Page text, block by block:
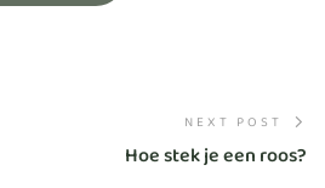
NEXT POST
Hoe stek je een roos?